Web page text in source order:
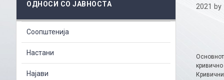
2021 by
ОДНОСИ СО ЈАВНОСТА
Соопштенија
Настани
Најави